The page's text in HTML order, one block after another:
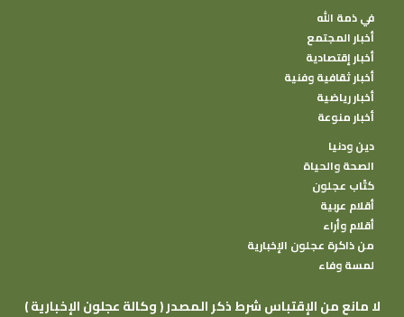
في ذمة الله
أخبار المجتمع
أخبار إقتصادية
أخبار ثقافية وفنية
أخبار رياضية
أخبار منوعة
دين ودنيا
الصحة والحياة
كتًاب عجلون
أقلام عربية
أقلام وأراء
من ذاكرة عجلون الإخبارية
لمسة وفاء
( وكالة عجلون الإخبارية ) لا مانع من الإقتباس شرط ذكر المصدر